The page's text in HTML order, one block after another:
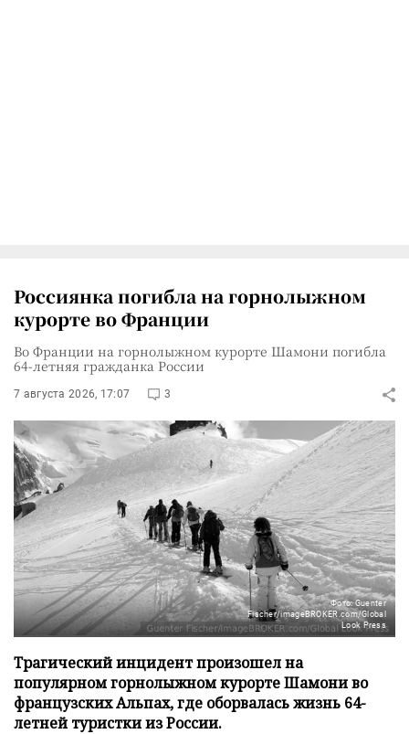
Россиянка погибла на горнолыжном
курорте во Франции
Во Франции на горнолыжном курорте Шамони погибла
64-летняя гражданка России
7 августа 2026, 17:07 3
Фото: Guenter
Fischer/imageBROKER.com/Global
Look Press
Трагический инцидент произошел на
популярном горнолыжном курорте Шамони во
французских Альпах, где оборвалась жизнь 64-
летней туристки из России.